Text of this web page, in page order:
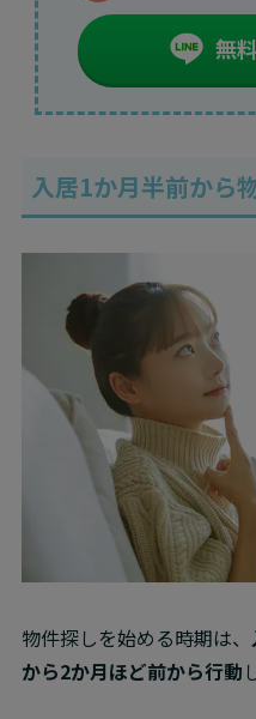
無
入居1か月半前から
物件探しを始める時期は、
から2か月ほど前から行動